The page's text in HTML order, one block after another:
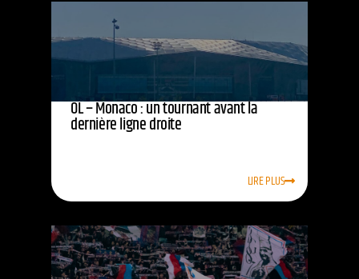
OL – Monaco : un tournant avant la
dernière ligne droite
LIRE PLUS